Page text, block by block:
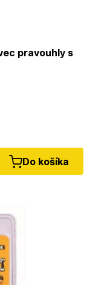
pravouhly s
Do košíka